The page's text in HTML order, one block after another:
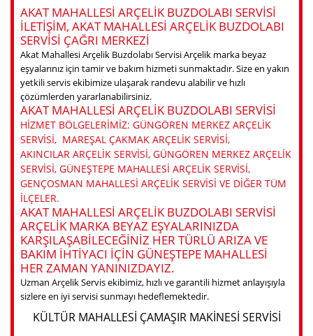
AKAT MAHALLESI ARÇELIK BUZDOLABI SERVISI
ILETIŞIM, AKAT MAHALLESI ARÇELIK BUZDOLABI
SERVISI ÇAĞRI MERKEZI
Akat Mahallesi Arçelik Buzdolabı Servisi Arçelik marka beyaz
eşyalarınız için tamir ve bakım hizmeti sunmaktadır. Size en yakın
yetkili servis ekibimize ulaşarak randevu alabilir ve hızlı
çözümlerden yararlanabilirsiniz.
AKAT MAHALLESI ARÇELIK BUZDOLABI SERVISI
HIZMET BÖLGELERIMIZ: GÜNGÖREN MERKEZ ARÇELIK
SERVISI, MAREŞAL ÇAKMAK ARÇELIK SERVISI,
AKINCILAR ARÇELIK SERVISI, GÜNGÖREN MERKEZ ARÇELIK
SERVISI, GÜNEŞTEPE MAHALLESI ARÇELIK SERVISI,
GENÇOSMAN MAHALLESI ARÇELIK SERVISI VE DIĞER TÜM
ILÇELER.
AKAT MAHALLESI ARÇELIK BUZDOLABI SERVISI
ARÇELIK MARKA BEYAZ EŞYALARINIZDA
KARŞILAŞABILECEĞINIZ HER TÜRLÜ ARIZA VE
BAKIM IHTIYACI IÇIN GÜNEŞTEPE MAHALLESI
HER ZAMAN YANINIZDAYIZ.
Uzman Arçelik Servis ekibimiz, hızlı ve garantili hizmet anlayışıyla
sizlere en iyi servisi sunmayı hedeflemektedir.
KÜLTÜR MAHALLESI ÇAMAŞIR MAKINESI SERVISI